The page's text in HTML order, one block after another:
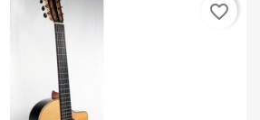
favorite_border